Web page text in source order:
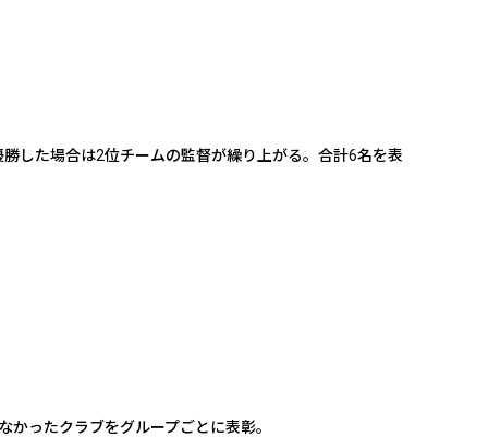
した場合は2位チームの監督が繰り上がる。合計6名を表
ったクラブをグループごとに表彰。